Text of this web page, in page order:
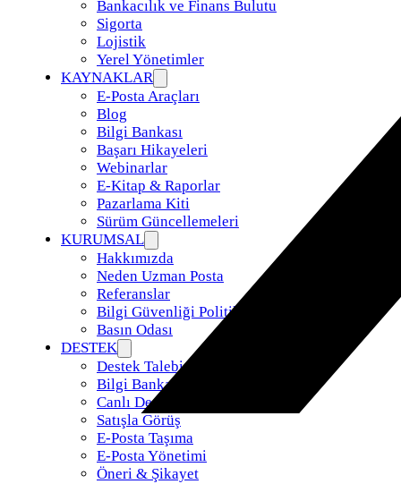
Bankacılık ve Finans Bulutu
Sigorta
Lojistik
Yerel Yönetimler
KAYNAKLAR
E-Posta Araçları
Blog
Bilgi Bankası
Başarı Hikayeleri
Webinarlar
E-Kitap & Raporlar
Pazarlama Kiti
Sürüm Güncellemeleri
KURUMSAL
Hakkımızda
Neden Uzman Posta
Referanslar
Bilgi Güvenliği Politikamız
Basın Odası
DESTEK
Destek Talebi
Bilgi Bankası
Canlı Destek
Satışla Görüş
E-Posta Taşıma
E-Posta Yönetimi
Öneri & Şikayet